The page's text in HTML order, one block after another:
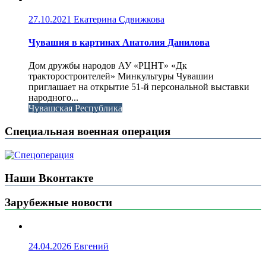
27.10.2021 Екатерина Сдвижкова
Чувашия в картинах Анатолия Данилова
Дом дружбы народов АУ «РЦНТ» «Дк
тракторостроителей» Минкультуры Чувашии
приглашает на открытие 51-й персональной выставки
народного...
Чувашская Республика
Специальная военная операция
Наши Вконтакте
Зарубежные новости
24.04.2026 Евгений